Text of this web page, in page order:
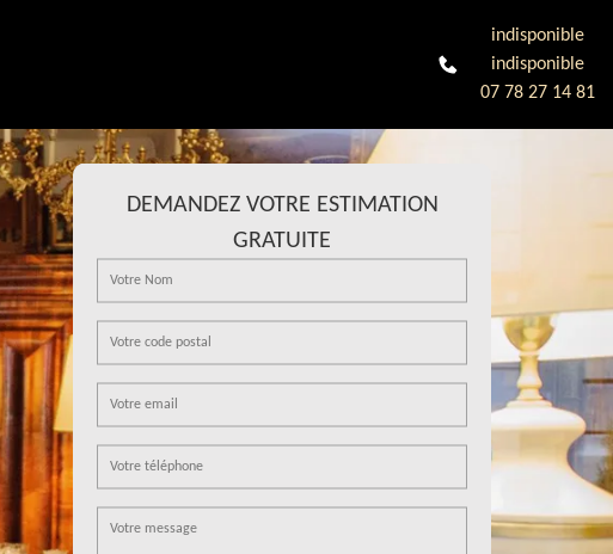
indisponible
indisponible
07 78 27 14 81
DEMANDEZ VOTRE ESTIMATION
GRATUITE